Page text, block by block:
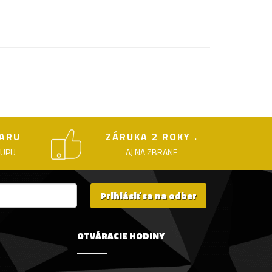
ZÁRUKA 2 ROKY .
AJ NA ZBRANE
Prihlásiť sa na odber
OTVÁRACIE HODINY